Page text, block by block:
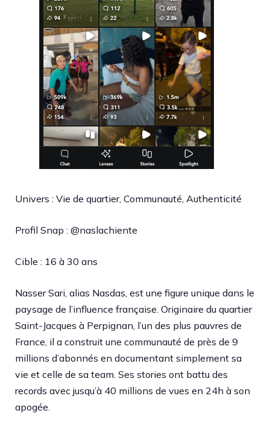
Univers : Vie de quartier, Communauté, Authenticité
Profil Snap : @naslachiente
Cible : 16 à 30 ans
Nasser Sari, alias Nasdas, est une figure unique dans le
paysage de l’influence française. Originaire du quartier
Saint-Jacques à Perpignan, l’un des plus pauvres de
France, il a construit une communauté de près de 9
millions d’abonnés en documentant simplement sa
vie et celle de sa team. Ses stories ont battu des
records avec jusqu’à 40 millions de vues en 24h à son
apogée.